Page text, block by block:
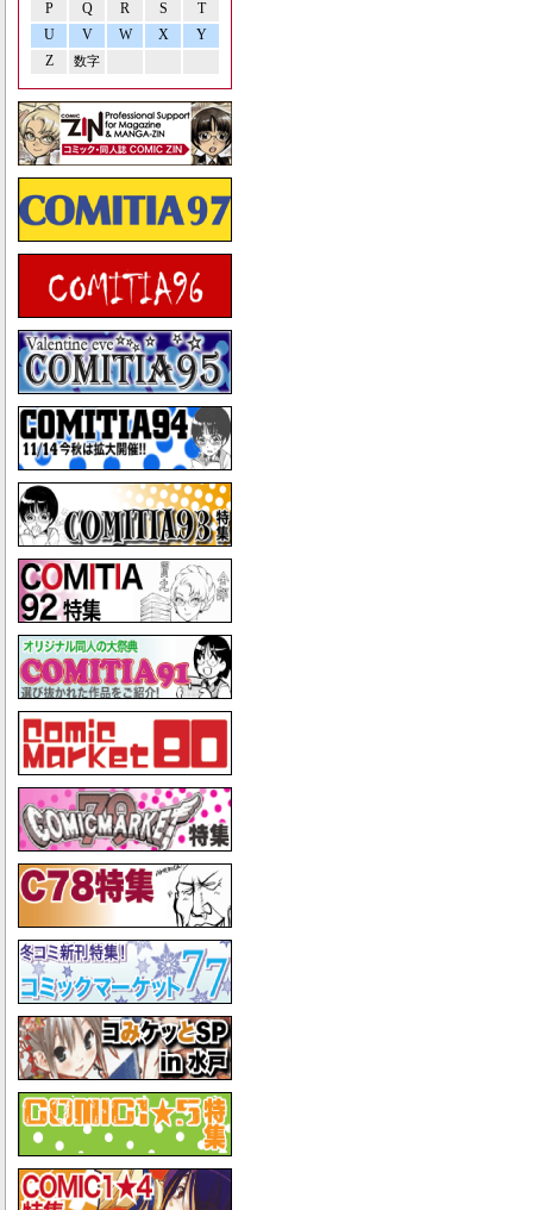
P Q R S
T
U
V W X
Y
Z
数字